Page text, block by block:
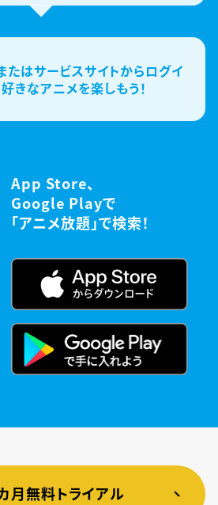
たはサービスサイトからログイ
好きなアニメを楽しもう！
App Store、
Google Playで
「アニメ放題」で検索！
月無料トライアル